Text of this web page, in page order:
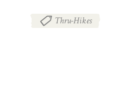
Thru-Hikes